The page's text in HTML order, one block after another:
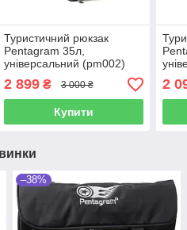
Туристичний рюкзак
Pentagram 35л,
універсальний (pm002)
2 899₴ 3 000 ₴
Купити
2
–38%